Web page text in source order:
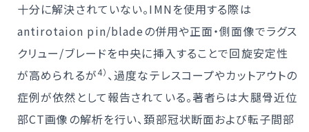
十分に解決されていない。IMNを使用する際は
antirotaion pin/bladeの併用や正面・側面像でラグス
クリュー/ブレードを中央に挿入することで回旋安定性
が高められるが4） 、過度なテレスコープやカットアウトの
症例が依然として報告されている。著者らは大腿骨近位
部CT画像の解析を行い、頚部冠状断面および転子間部